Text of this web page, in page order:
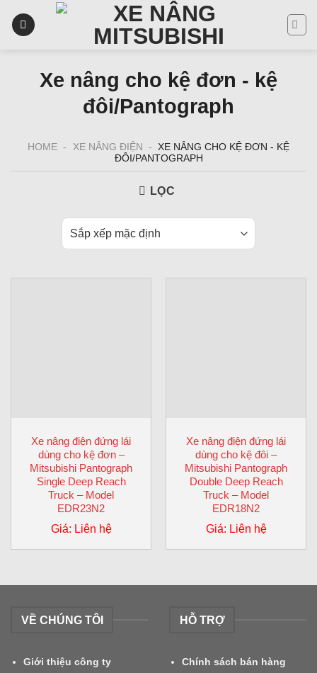
Xe nâng cho kệ đơn - kệ
đôi/Pantograph
HOME - XE NÂNG ĐIỆN - XE NÂNG CHO KỆ ĐƠN - KỆ
ĐÔI/PANTOGRAPH
LỌC
Xe nâng điện đứng lái
dùng cho kệ đơn –
Mitsubishi Pantograph
Single Deep Reach
Truck – Model
EDR23N2
Giá: Liên hệ
Xe nâng điện đứng lái
dùng cho kệ đôi –
Mitsubishi Pantograph
Double Deep Reach
Truck – Model
EDR18N2
Giá: Liên hệ
VỀ CHÚNG TÔI
Giới thiệu công ty
HỖ TRỢ
Chính sách bán hàng